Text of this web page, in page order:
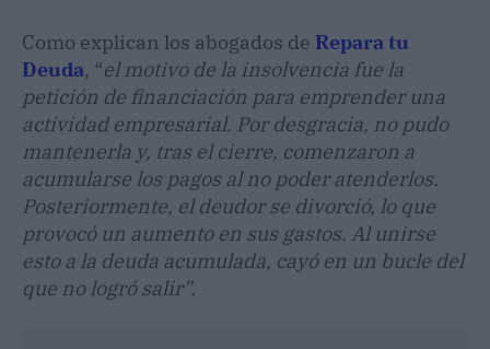
Como explican los abogados de Repara tu
Deuda, “el motivo de la insolvencia fue la
petición de financiación para emprender una
actividad empresarial. Por desgracia, no pudo
mantenerla y, tras el cierre, comenzaron a
acumularse los pagos al no poder atenderlos.
Posteriormente, el deudor se divorció, lo que
provocó un aumento en sus gastos. Al unirse
esto a la deuda acumulada, cayó en un bucle del
que no logró salir”.